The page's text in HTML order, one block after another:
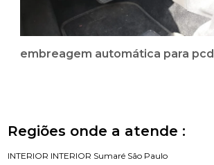
embreagem automática para pcd
Regiões onde a atende :
INTERIOR INTERIOR Sumaré São Paulo